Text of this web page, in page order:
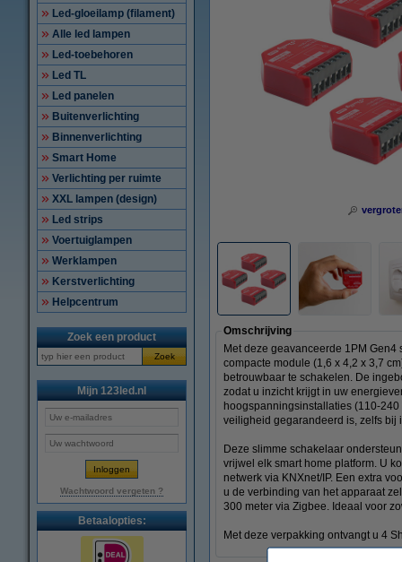
Led-gloeilamp (filament)
Alle led lampen
Led-toebehoren
Led TL
Led panelen
Buitenverlichting
Binnenverlichting
Smart Home
Verlichting per ruimte
XXL lampen (design)
Led strips
Voertuiglampen
Werklampen
Kerstverlichting
Helpcentrum
Zoek een product
Zoek
Mijn 123led.nl
Wachtwoord vergeten ?
Betaalopties:
Omschrijving
Met deze geavanceerde 1PM
compacte module (1,6 x 4,2 x 3,7
betrouwbaar te schakelen. De
zodat u inzicht krijgt in uw
hoogspanningsinstallaties (110-
veiligheid gegarandeerd is, zelfs bij
Deze slimme schakelaar
vrijwel elk smart home platform. U
netwerk via KNXnet/IP. Een extra
u de verbinding van het apparaat
300 meter via Zigbee. Ideaal voor
Met deze verpakking ontvangt u 4